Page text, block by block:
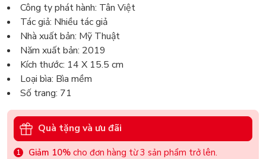
Công ty phát hành: Tân Việt
Tác giả: Nhiều tác giả
Nhà xuất bản: Mỹ Thuật
Năm xuất bản: 2019
Kích thước: 14 X 15.5 cm
Loại bìa: Bìa mềm
Số trang: 71
Quà tặng và ưu đãi
Giảm 10% cho đơn hàng từ 3 sản phẩm trở lên.